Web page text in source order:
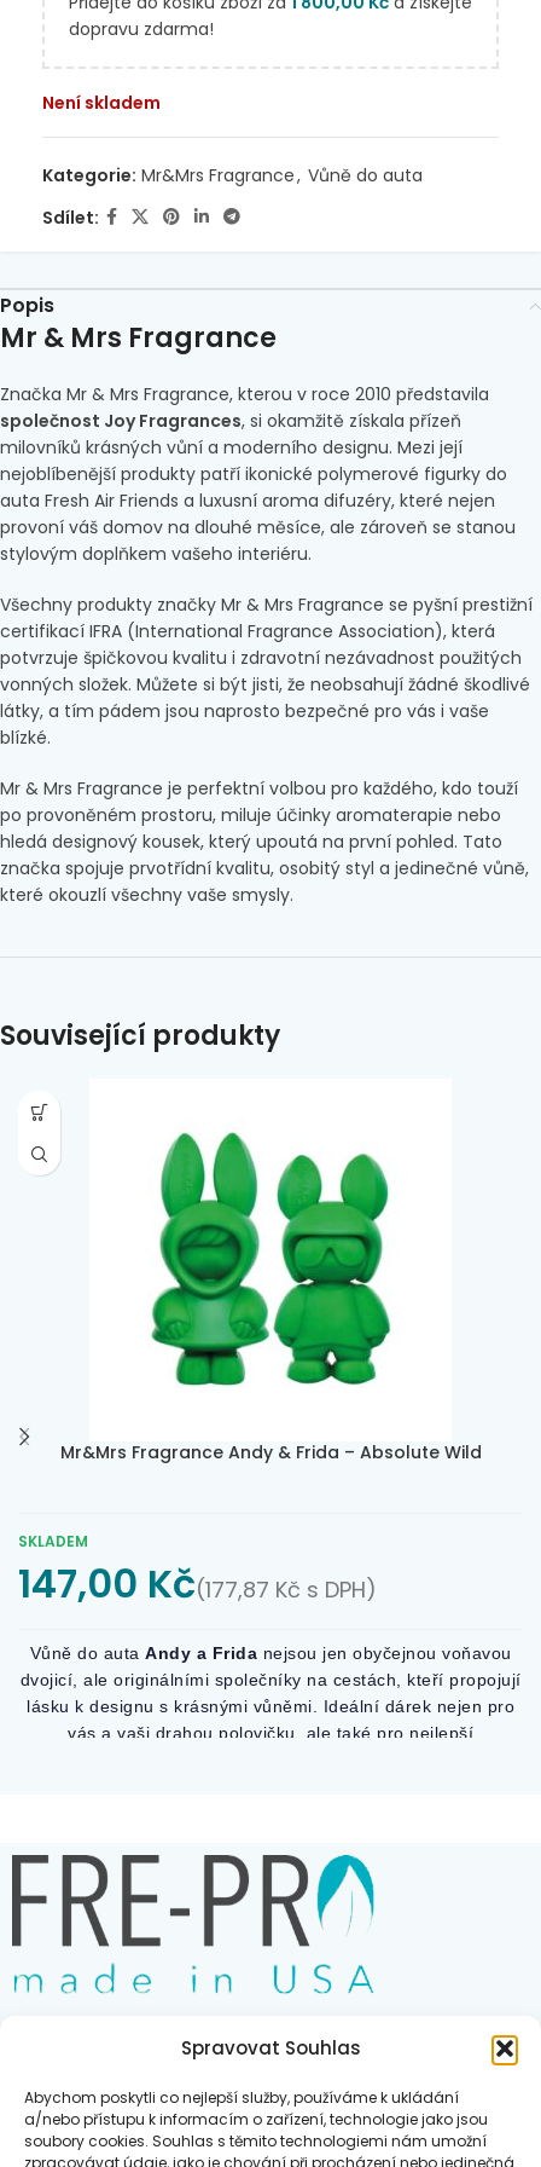
Spravovat Souhlas
Abychom poskytli co nejlepší služby, používáme k ukládání
a/nebo přístupu k informacím o zařízení, technologie jako jsou
soubory cookies. Souhlas s těmito technologiemi nám umožní
zpracovávat údaje, jako je chování při procházení nebo jedinečná
dopravu zdarma!
Není skladem
Kategorie: Mr&Mrs Fragrance, Vůně do auta
Sdílet:
Popis
Mr & Mrs Fragrance
Značka Mr & Mrs Fragrance, kterou v roce 2010 představila
společnost Joy Fragrances, si okamžitě získala přízeň
milovníků krásných vůní a moderního designu. Mezi její
nejoblíbenější produkty patří ikonické polymerové figurky do
auta Fresh Air Friends a luxusní aroma difuzéry, které nejen
provoní váš domov na dlouhé měsíce, ale zároveň se stanou
stylovým doplňkem vašeho interiéru.
Všechny produkty značky Mr & Mrs Fragrance se pyšní prestižní
certifikací IFRA (International Fragrance Association), která
potvrzuje špičkovou kvalitu i zdravotní nezávadnost použitých
vonných složek. Můžete si být jisti, že neobsahují žádné škodlivé
látky, a tím pádem jsou naprosto bezpečné pro vás i vaše
blízké.
Mr & Mrs Fragrance je perfektní volbou pro každého, kdo touží
po provoněném prostoru, miluje účinky aromaterapie nebo
hledá designový kousek, který upoutá na první pohled. Tato
značka spojuje prvotřídní kvalitu, osobitý styl a jedinečné vůně,
které okouzlí všechny vaše smysly.
Související produkty
Mr&Mrs Fragrance Andy & Frida – Absolute Wild
SKLADEM
147,00 Kč(177,87 Kč s DPH)
Vůně do auta Andy a Frida nejsou jen obyčejnou voňavou
dvojicí, ale originálními společníky na cestách, kteří propojují
lásku k designu s krásnými vůněmi. Ideální dárek nejen pro
vás a vaši drahou polovičku, ale také pro nejlepší
Vůně Absolute Wild
: dokonale zachycuje horké letní dny. Je
svěží, a zároveň podmanivě intenzivní. Jedinečně propojuje
pikantní kořeněné tóny s hřejivým a smyslným základem.
Sladkost vanilky a tonka fazolí harmonicky splývá s jemným,
dřevitým akordem santalového dřeva, zatímco pižmo celý
dojem zahaluje do hebkého pudrového závoje.
Blog
Kontakt